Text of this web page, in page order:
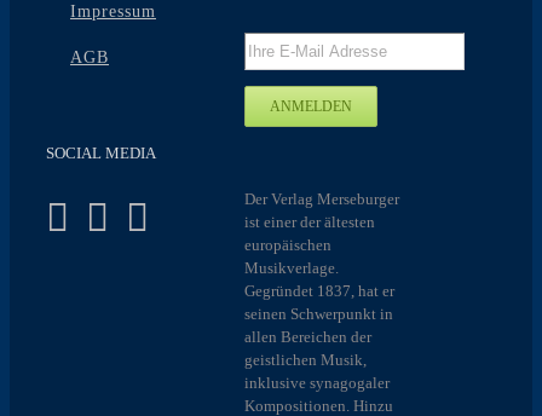
Impressum
AGB
SOCIAL MEDIA
Der Verlag Merseburger
ist einer der ältesten
europäischen
Musikverlage.
Gegründet 1837, hat er
seinen Schwerpunkt in
allen Bereichen der
geistlichen Musik,
inklusive synagogaler
Kompositionen. Hinzu